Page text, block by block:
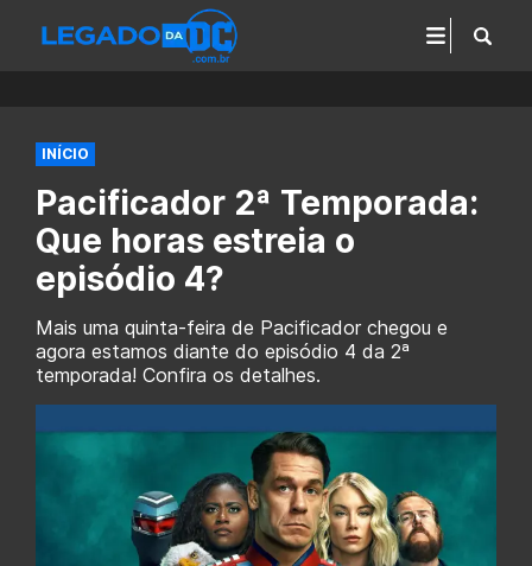
INÍCIO
Pacificador 2ª Temporada:
Que horas estreia o
episódio 4?
Mais uma quinta-feira de Pacificador chegou e
agora estamos diante do episódio 4 da 2ª
temporada! Confira os detalhes.